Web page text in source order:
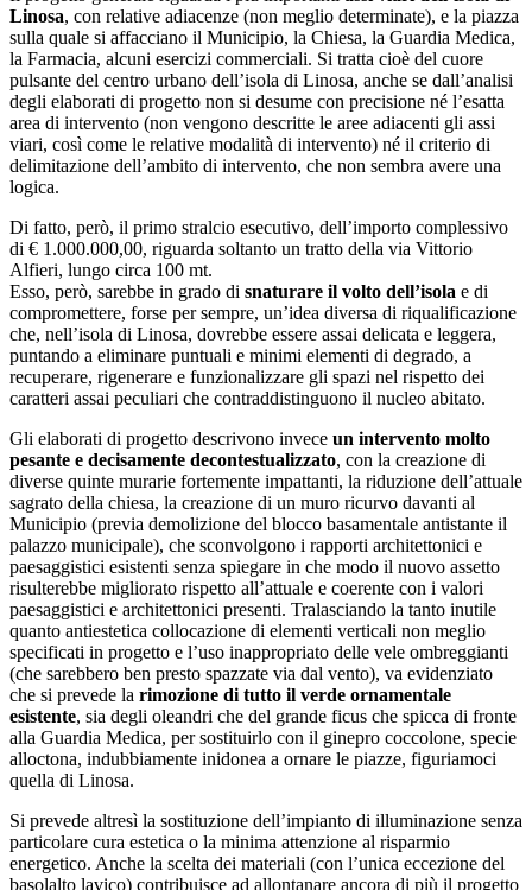
Linosa, con relative adiacenze (non meglio determinate), e la piazza
sulla quale si affacciano il Municipio, la Chiesa, la Guardia Medica,
la Farmacia, alcuni esercizi commerciali. Si tratta cioè del cuore
pulsante del centro urbano dell’isola di Linosa, anche se dall’analisi
degli elaborati di progetto non si desume con precisione né l’esatta
area di intervento (non vengono descritte le aree adiacenti gli assi
viari, così come le relative modalità di intervento) né il criterio di
delimitazione dell’ambito di intervento, che non sembra avere una
logica.
Di fatto, però, il primo stralcio esecutivo, dell’importo complessivo
di € 1.000.000,00, riguarda soltanto un tratto della via Vittorio
Alfieri, lungo circa 100 mt.
Esso, però, sarebbe in grado di snaturare il volto dell’isola e di
compromettere, forse per sempre, un’idea diversa di riqualificazione
che, nell’isola di Linosa, dovrebbe essere assai delicata e leggera,
puntando a eliminare puntuali e minimi elementi di degrado, a
recuperare, rigenerare e funzionalizzare gli spazi nel rispetto dei
caratteri assai peculiari che contraddistinguono il nucleo abitato.
Gli elaborati di progetto descrivono invece un intervento molto
pesante e decisamente decontestualizzato, con la creazione di
diverse quinte murarie fortemente impattanti, la riduzione dell’attuale
sagrato della chiesa, la creazione di un muro ricurvo davanti al
Municipio (previa demolizione del blocco basamentale antistante il
palazzo municipale), che sconvolgono i rapporti architettonici e
paesaggistici esistenti senza spiegare in che modo il nuovo assetto
risulterebbe migliorato rispetto all’attuale e coerente con i valori
paesaggistici e architettonici presenti. Tralasciando la tanto inutile
quanto antiestetica collocazione di elementi verticali non meglio
specificati in progetto e l’uso inappropriato delle vele ombreggianti
(che sarebbero ben presto spazzate via dal vento), va evidenziato
che si prevede la rimozione di tutto il verde ornamentale
esistente, sia degli oleandri che del grande ficus che spicca di fronte
alla Guardia Medica, per sostituirlo con il ginepro coccolone, specie
alloctona, indubbiamente inidonea a ornare le piazze, figuriamoci
quella di Linosa.
Si prevede altresì la sostituzione dell’impianto di illuminazione senza
particolare cura estetica o la minima attenzione al risparmio
energetico. Anche la scelta dei materiali (con l’unica eccezione del
basolalto lavico) contribuisce ad allontanare ancora di più il progetto